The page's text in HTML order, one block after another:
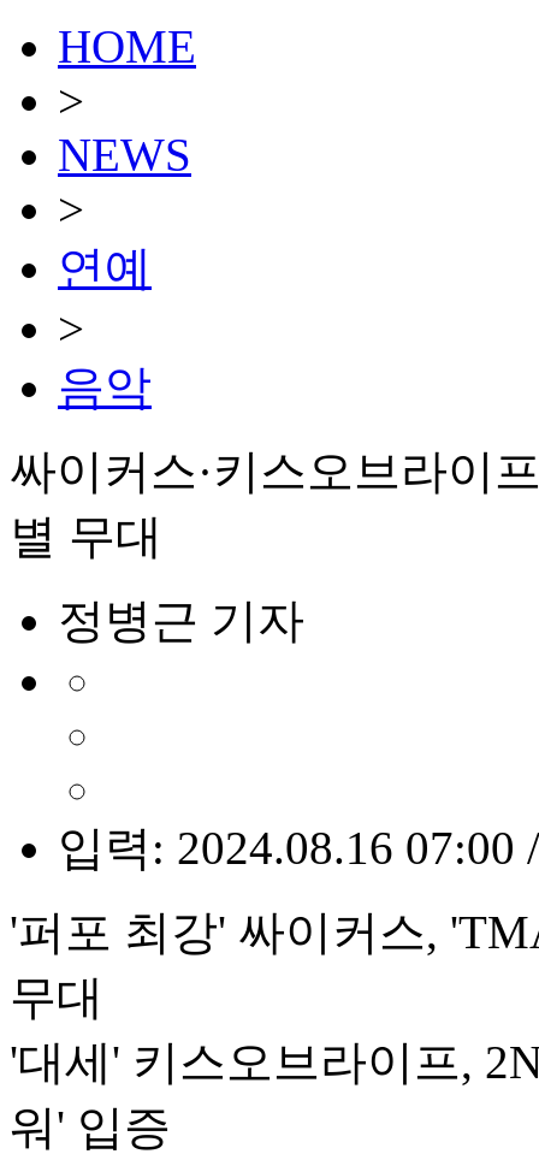
HOME
>
NEWS
>
연예
>
음악
싸이커스·키스오브라이
별 무대
정병근 기자
입력: 2024.08.16 07:00
'퍼포 최강' 싸이커스,
무대
'대세' 키스오브라이프,
워' 입증